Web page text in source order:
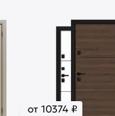
от 10374 ₽